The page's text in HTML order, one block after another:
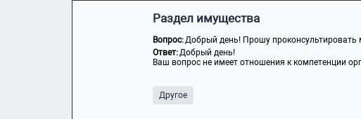
Раздел имущества
Вопрос:Добрый день! Прошу
Ответ:Добрый день!
Ваш вопрос не имеет отношения к компетенции
Другое